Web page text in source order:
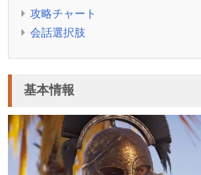
攻略チャート
会話選択肢
基本情報